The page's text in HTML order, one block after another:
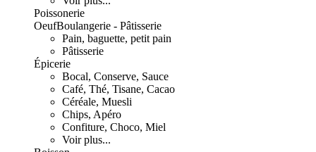
Poissonerie
OeufBoulangerie - Pâtisserie
Pain, baguette, petit pain
Pâtisserie
Épicerie
Bocal, Conserve, Sauce
Café, Thé, Tisane, Cacao
Céréale, Muesli
Chips, Apéro
Confiture, Choco, Miel
Voir plus...